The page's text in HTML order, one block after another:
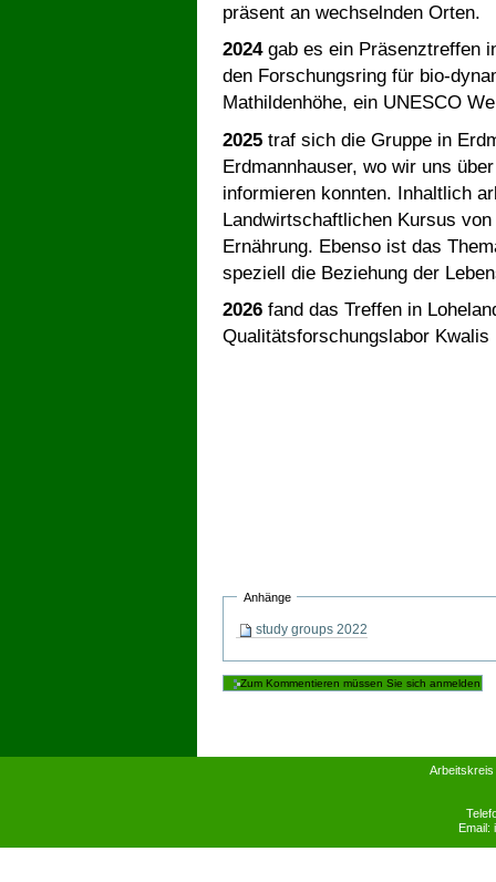
präsent an wechselnden Orten.
2024gab es ein Präsenztreffen
den Forschungsring für bio-
Mathildenhöhe, ein UNESCO
2025traf sich die Gruppe in
Erdmannhauser, wo wir uns
informieren konnten. Inhaltlich
Landwirtschaftlichen Kursus
Ernährung. Ebenso ist das
speziell die Beziehung der
2026 fand das Treffen in
Qualitätsforschungslabor Kwalis
Anhänge
study groups 2022
Email: